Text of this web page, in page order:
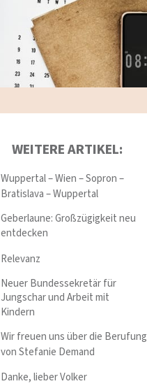
WEITERE ARTIKEL:
Wuppertal – Wien – Sopron –
Bratislava – Wuppertal
Geberlaune: Großzügigkeit neu
entdecken
Relevanz
Neuer Bundessekretär für
Jungschar und Arbeit mit
Kindern
Wir freuen uns über die Berufung
von Stefanie Demand
Danke, lieber Volker